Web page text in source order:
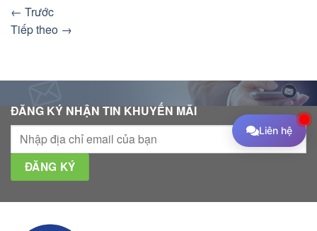
← Trước
Tiếp theo →
ĐĂNG KÝ NHẬN TIN KHUYẾN MÃI
Liên hệ